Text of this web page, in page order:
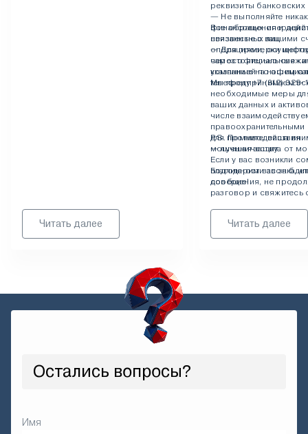
Читать далее
реквизиты банковских
— Не выполняйте
финансовых операций
неизвестных лиц.
— Для проверки
самостоятельно
компанией по
телефону +7 (812) 329-
Все обращения и
связанные с вашими
операциями,
через официальные
указанные на нашем
Мы предпринимаем
необходимые меры
ваших данных и
числе
правоохранительными
для противодействия
мошенничеству.
Благодарим вас за
доверие!
P.S. Помните: ваша
— лучшая защита от
Если у вас возникли
подлинности звонка
сообщения, не
разговор и свяжитесь
Читать далее
Остались вопросы?
Имя